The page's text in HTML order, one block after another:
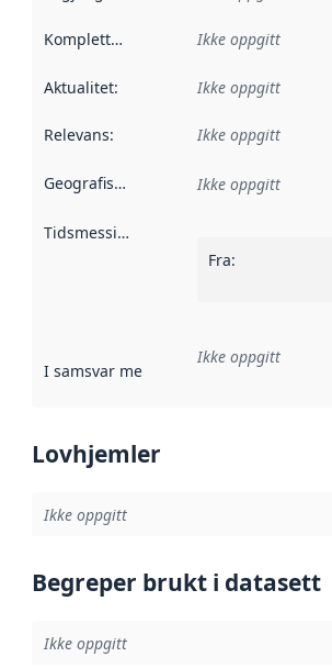
Kompletthet Ikke oppgitt
Aktualitet: Ikke oppgitt
Relevans: Ikke oppgitt
Geografisk avgrensning :
Ikke oppgitt
Tidsmessig avgrensning
Fra:
I samsvar med Referanse til en
Ikke oppgitt
Lovhjemler
Ikke oppgitt
Begreper brukt i datasett
Ikke oppgitt